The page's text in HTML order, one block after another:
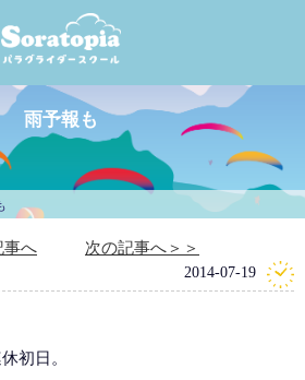
雨予報も
事へ 次の記事へ＞＞
2014-07-19
初日。